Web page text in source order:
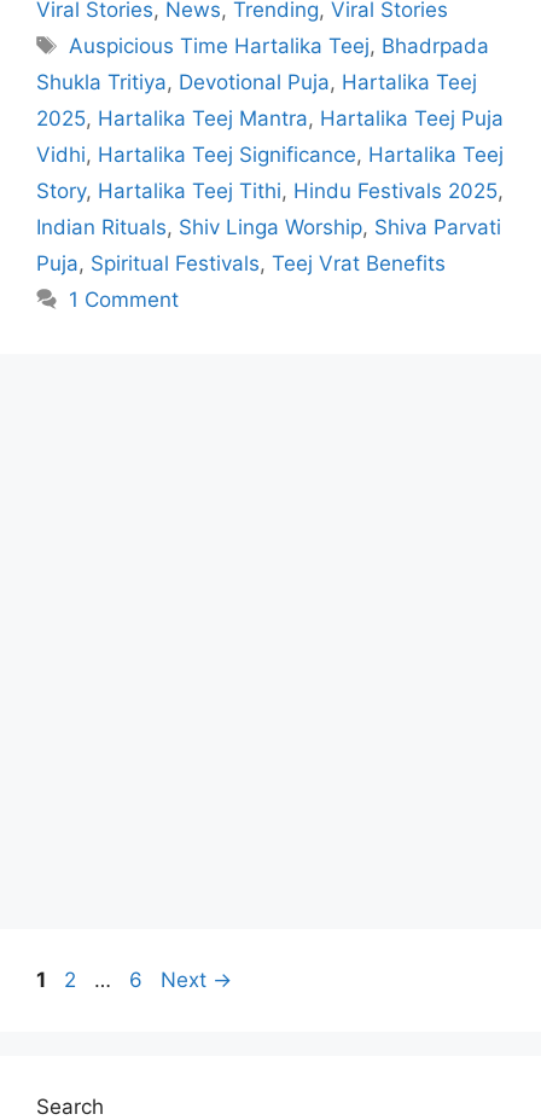
Viral Stories, News, Trending, Viral Stories
Tags
Auspicious Time Hartalika Teej, Bhadrpada
Shukla Tritiya, Devotional Puja, Hartalika Teej
2025, Hartalika Teej Mantra, Hartalika Teej Puja
Vidhi, Hartalika Teej Significance, Hartalika Teej
Story, Hartalika Teej Tithi, Hindu Festivals 2025,
Indian Rituals, Shiv Linga Worship, Shiva Parvati
Puja, Spiritual Festivals, Teej Vrat Benefits
1 Comment
Page
1 Page
2 … Page
6 Next →
Search